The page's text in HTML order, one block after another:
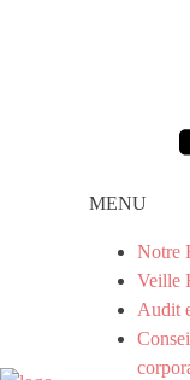
MENU
Notre
Veille
Audit